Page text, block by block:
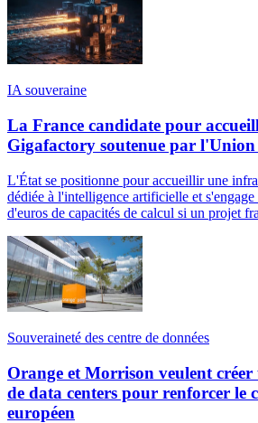
IA souveraine
La France candidate pour
Gigafactory soutenue par l'Union
L'État se positionne pour accueillir une
dédiée à l'intelligence artificielle et
d'euros de capacités de calcul si un projet
Souveraineté des centre de données
Orange et Morrison veulent créer
de data centers pour renforcer le
européen